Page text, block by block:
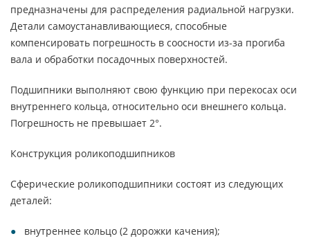
предназначены для распределения радиальной нагрузки.
Детали самоустанавливающиеся, способные
компенсировать погрешность в соосности из-за прогиба
вала и обработки посадочных поверхностей.
Подшипники выполняют свою функцию при перекосах оси
внутреннего кольца, относительно оси внешнего кольца.
Погрешность не превышает 2°.
Конструкция роликоподшипников
Сферические роликоподшипники состоят из следующих
деталей:
внутреннее кольцо (2 дорожки качения);